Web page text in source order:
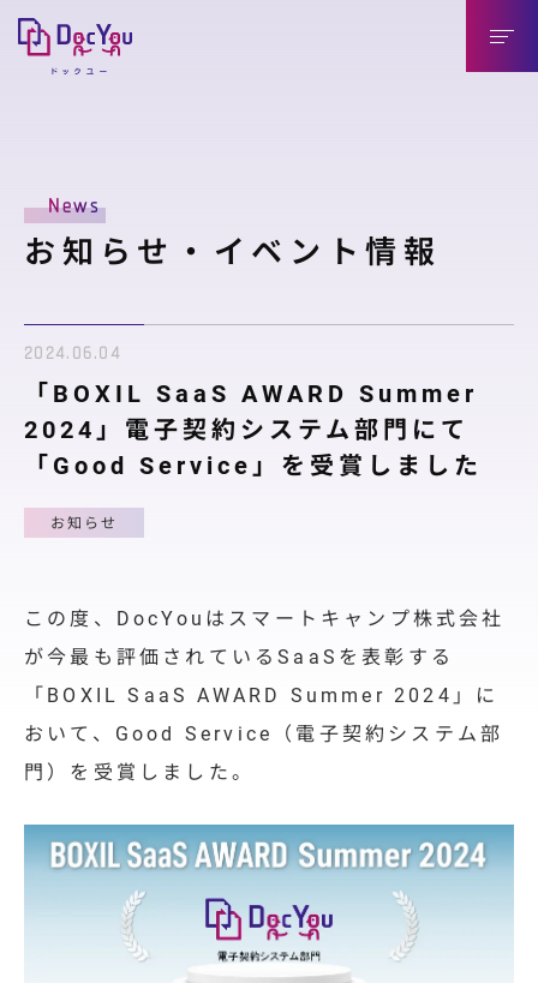
導入のメリット
導入企業様（送信側）
機能紹介
連携製品
料金プラン
サポート
導入事例
導入事例
お役立ち情報
資料ダウンロード
News
お知らせ・イベント情報
2024.06.04
「BOXIL SaaS AWARD Summer
2024」電子契約システム部門にて
「Good Service」を受賞しました
お知らせ
この度、DocYouはスマートキャンプ株式会社
が今最も評価されているSaaSを表彰する
「BOXIL SaaS AWARD Summer 2024 」に
おいて、 Good Service （ 電子契約システム部
門）を受賞しました。